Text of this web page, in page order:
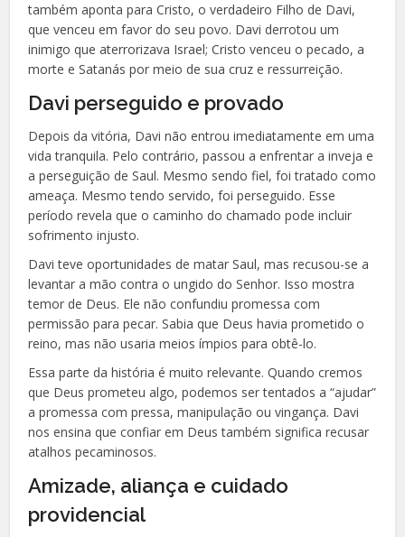
também aponta para Cristo, o verdadeiro Filho de Davi,
que venceu em favor do seu povo. Davi derrotou um
inimigo que aterrorizava Israel; Cristo venceu o pecado, a
morte e Satanás por meio de sua cruz e ressurreição.
Davi perseguido e provado
Depois da vitória, Davi não entrou imediatamente em uma
vida tranquila. Pelo contrário, passou a enfrentar a inveja e
a perseguição de Saul. Mesmo sendo fiel, foi tratado como
ameaça. Mesmo tendo servido, foi perseguido. Esse
período revela que o caminho do chamado pode incluir
sofrimento injusto.
Davi teve oportunidades de matar Saul, mas recusou-se a
levantar a mão contra o ungido do Senhor. Isso mostra
temor de Deus. Ele não confundiu promessa com
permissão para pecar. Sabia que Deus havia prometido o
reino, mas não usaria meios ímpios para obtê-lo.
Essa parte da história é muito relevante. Quando cremos
que Deus prometeu algo, podemos ser tentados a “ajudar”
a promessa com pressa, manipulação ou vingança. Davi
nos ensina que confiar em Deus também significa recusar
atalhos pecaminosos.
Amizade, aliança e cuidado
providencial